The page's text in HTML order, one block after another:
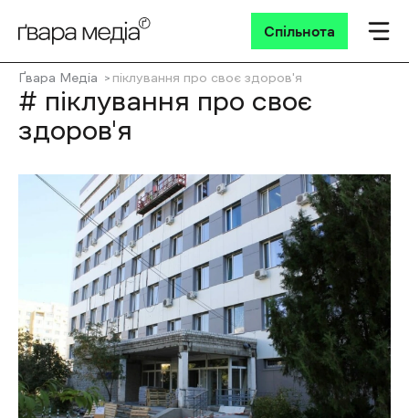
Спільнота
Ґвара Медіа піклування про своє здоров'я
# піклування про своє
здоров'я